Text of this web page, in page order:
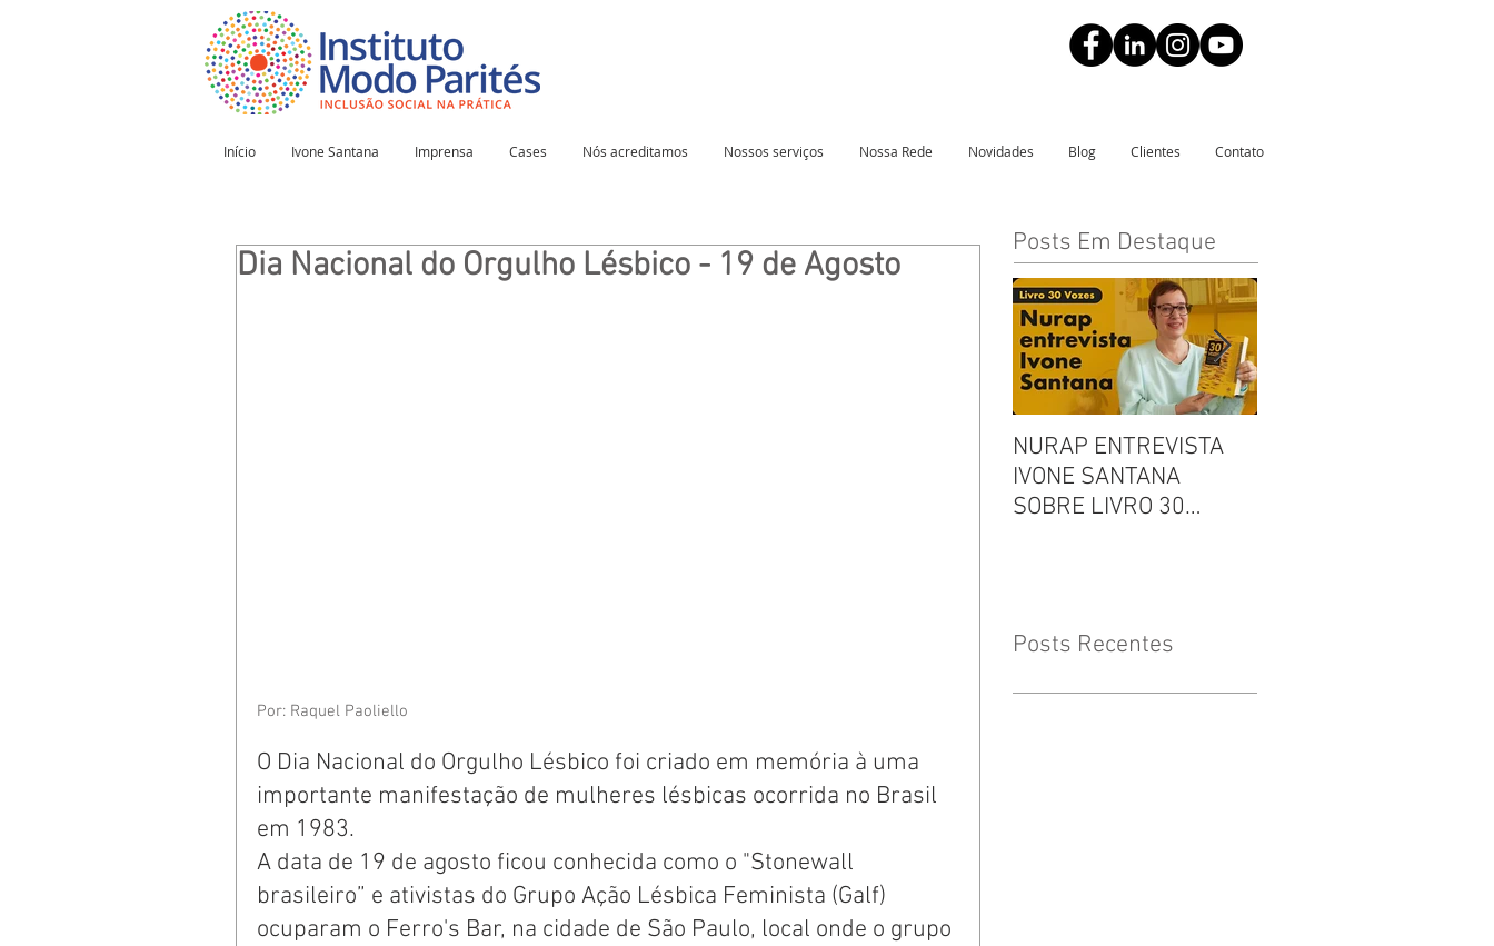
Início Ivone Santana Imprensa Cases Nós acreditamos Nossos serviços Nossa Rede Novidades Blog Clientes Contato
Dia Nacional do Orgulho Lésbico - 19 de Agosto
Por: Raquel Paoliello
O Dia Nacional do Orgulho Lésbico foi criado em memória à uma
importante manifestação de mulheres lésbicas ocorrida no Brasil
em 1983.
A data de 19 de agosto ficou conhecida como o "Stonewall
brasileiro” e ativistas do Grupo Ação Lésbica Feminista (Galf)
ocuparam o Ferro's Bar, na cidade de São Paulo, local onde o grupo
Posts Em Destaque
NURAP ENTREVISTA
IVONE SANTANA
SOBRE LIVRO 30
Posts Recentes